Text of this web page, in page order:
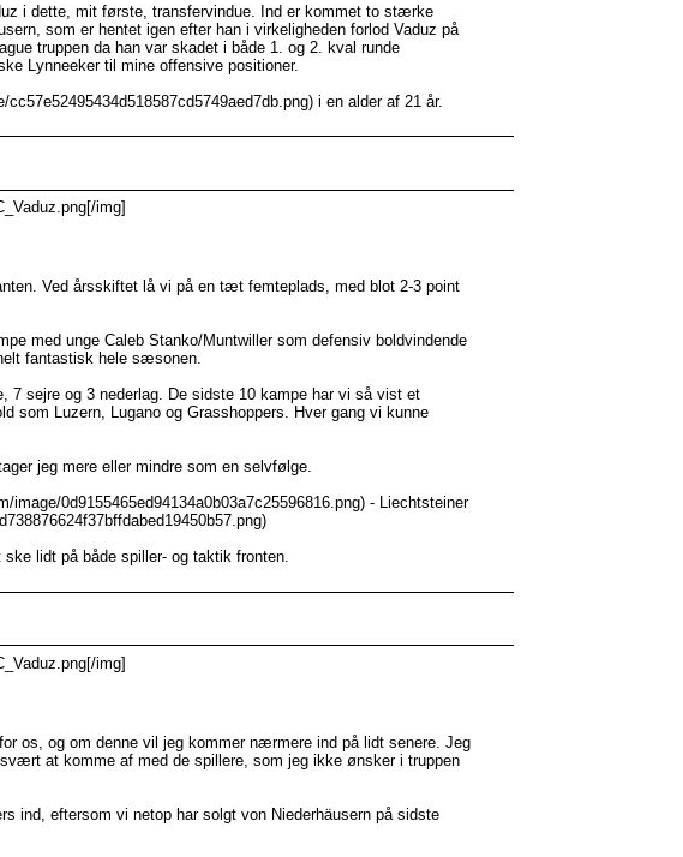
i dette, mit første, transfervindue. Ind er kommet to stærke
som er hentet igen efter han i virkeligheden forlod Vaduz på
truppen da han var skadet i både 1. og 2. kval runde
Lynneeker til mine offensive positioner.
i en alder af 21 år.
img]
Ved årsskiftet lå vi på en tæt femteplads, med blot 2-3 point
med unge Caleb Stanko/Muntwiller som defensiv boldvindende
fantastisk hele sæsonen.
7 sejre og 3 nederlag. De sidste 10 kampe har vi så vist et
som Luzern, Lugano og Grasshoppers. Hver gang vi kunne
jeg mere eller mindre som en selvfølge.
0d9155465ed94134a0b03a7c25596816.png) - Liechtsteiner
lidt på både spiller- og taktik fronten.
img]
os, og om denne vil jeg kommer nærmere ind på lidt senere. Jeg
at komme af med de spillere, som jeg ikke ønsker i truppen
ind, eftersom vi netop har solgt von Niederhäusern på sidste